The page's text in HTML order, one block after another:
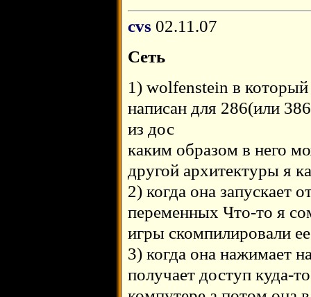
cvs 02.11.07
Сеть
1) wolfenstein в который
написан для 286(или
из дос
каким образом в него
другой архитектуры я
2) когда она запускает
переменных Что-то я
игры скомпилировали
3) когда она нажимает
получает доступ куда-